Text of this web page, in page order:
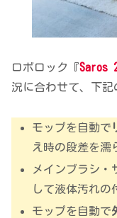
ロボロック『Saros
況に合わせて、下記
モップを自動で
え時の段差を濡
メインブラシ・
して液体汚れの
モップを自動で